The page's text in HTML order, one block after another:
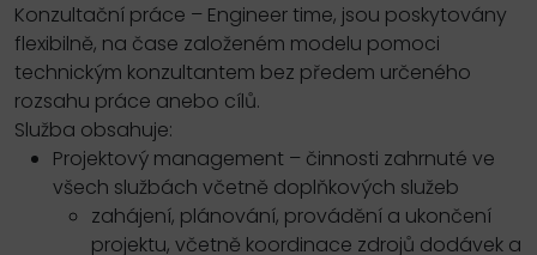
Konzultační práce – Engineer time, jsou poskytovány
flexibilně, na čase založeném modelu pomoci
technickým konzultantem bez předem určeného
rozsahu práce anebo cílů.
Služba obsahuje:
Projektový management – činnosti zahrnuté ve
všech službách včetně doplňkových služeb
zahájení, plánování, provádění a ukončení
projektu, včetně koordinace zdrojů dodávek a